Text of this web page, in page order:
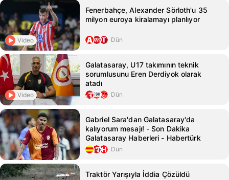
Video
Fenerbahçe, Alexander Sörloth'u 35
milyon euroya kiralamayı planlıyor
Dün
Video
Galatasaray, U17 takımının teknik
sorumlusunu Eren Derdiyok olarak
atadı
Dün
Gabriel Sara'dan Galatasaray'da
kalıyorum mesajı! - Son Dakika
Galatasaray Haberleri - Habertürk
Dün
Traktör Yarışıyla İddia Çözüldü